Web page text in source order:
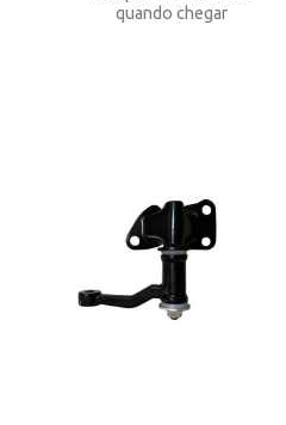
quando chegar